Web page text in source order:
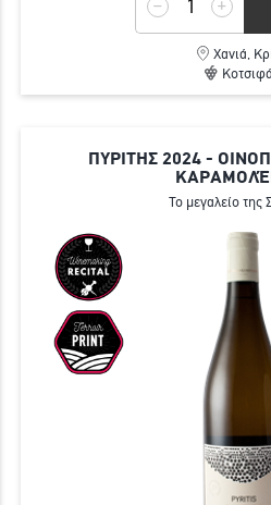
Χανιά,
ΠΥΡΙΤΗΣ 2024 -
Το μεγαλείο της